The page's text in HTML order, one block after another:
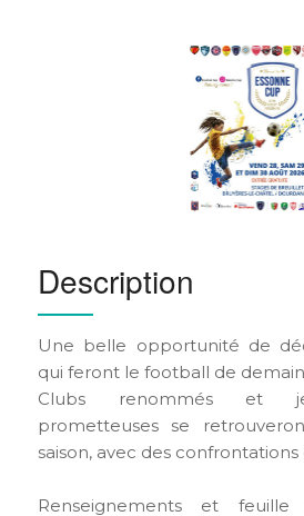
Description
Une belle opportunité de
qui feront le football de
Clubs renommés et
prometteuses se
saison, avec des
Renseignements et